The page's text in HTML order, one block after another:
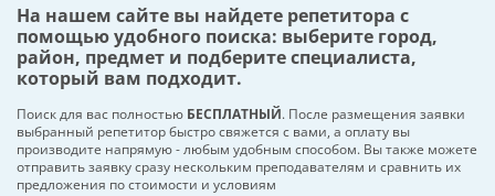
На нашем сайте вы найдете репетитора с
помощью удобного поиска: выберите город,
район, предмет и подберите специалиста,
который вам подходит.
Поиск для вас полностью БЕСПЛАТНЫЙ. После размещения заявки
выбранный репетитор быстро свяжется с вами, а оплату вы
производите напрямую - любым удобным способом. Вы также можете
отправить заявку сразу нескольким преподавателям и сравнить их
предложения по стоимости и условиям